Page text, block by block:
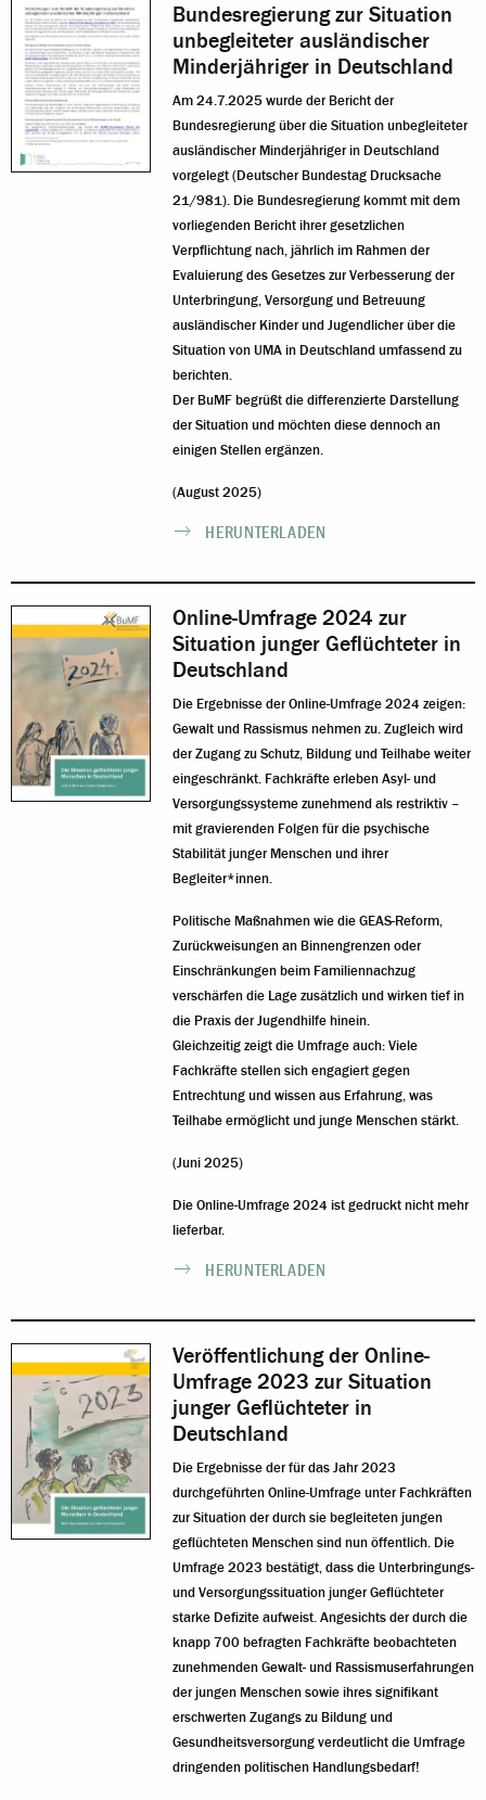
Bundesregierung zur Situation
unbegleiteter ausländischer
Minderjähriger in Deutschland
Am 24.7.2025 wurde der Bericht der
Bundesregierung über die Situation unbegleiteter
ausländischer Minderjähriger in Deutschland
vorgelegt (Deutscher Bundestag Drucksache
21/981). Die Bundesregierung kommt mit dem
vorliegenden Bericht ihrer gesetzlichen
Verpflichtung nach, jährlich im Rahmen der
Evaluierung des Gesetzes zur Verbesserung der
Unterbringung, Versorgung und Betreuung
ausländischer Kinder und Jugendlicher über die
Situation von UMA in Deutschland umfassend zu
berichten.
Der BuMF begrüßt die differenzierte Darstellung
der Situation und möchten diese dennoch an
einigen Stellen ergänzen.
(August 2025)
HERUNTERLADEN
Online-Umfrage 2024 zur
Situation junger Geflüchteter in
Deutschland
Die Ergebnisse der Online-Umfrage 2024 zeigen:
Gewalt und Rassismus nehmen zu. Zugleich wird
der Zugang zu Schutz, Bildung und Teilhabe weiter
eingeschränkt. Fachkräfte erleben Asyl- und
Versorgungssysteme zunehmend als restriktiv –
mit gravierenden Folgen für die psychische
Stabilität junger Menschen und ihrer
Begleiter*innen.
Politische Maßnahmen wie die GEAS-Reform,
Zurückweisungen an Binnengrenzen oder
Einschränkungen beim Familiennachzug
verschärfen die Lage zusätzlich und wirken tief in
die Praxis der Jugendhilfe hinein.
Gleichzeitig zeigt die Umfrage auch: Viele
Fachkräfte stellen sich engagiert gegen
Entrechtung und wissen aus Erfahrung, was
Teilhabe ermöglicht und junge Menschen stärkt.
(Juni 2025)
Die Online-Umfrage 2024 ist gedruckt nicht mehr
lieferbar.
HERUNTERLADEN
Veröffentlichung der Online-
Umfrage 2023 zur Situation
junger Geflüchteter in
Deutschland
Die Ergebnisse der für das Jahr 2023
durchgeführten Online-Umfrage unter Fachkräften
zur Situation der durch sie begleiteten jungen
geflüchteten Menschen sind nun öffentlich. Die
Umfrage 2023 bestätigt, dass die Unterbringungs-
und Versorgungssituation junger Geflüchteter
starke Defizite aufweist. Angesichts der durch die
knapp 700 befragten Fachkräfte beobachteten
zunehmenden Gewalt- und Rassismuserfahrungen
der jungen Menschen sowie ihres signifikant
erschwerten Zugangs zu Bildung und
Gesundheitsversorgung verdeutlicht die Umfrage
dringenden politischen Handlungsbedarf!